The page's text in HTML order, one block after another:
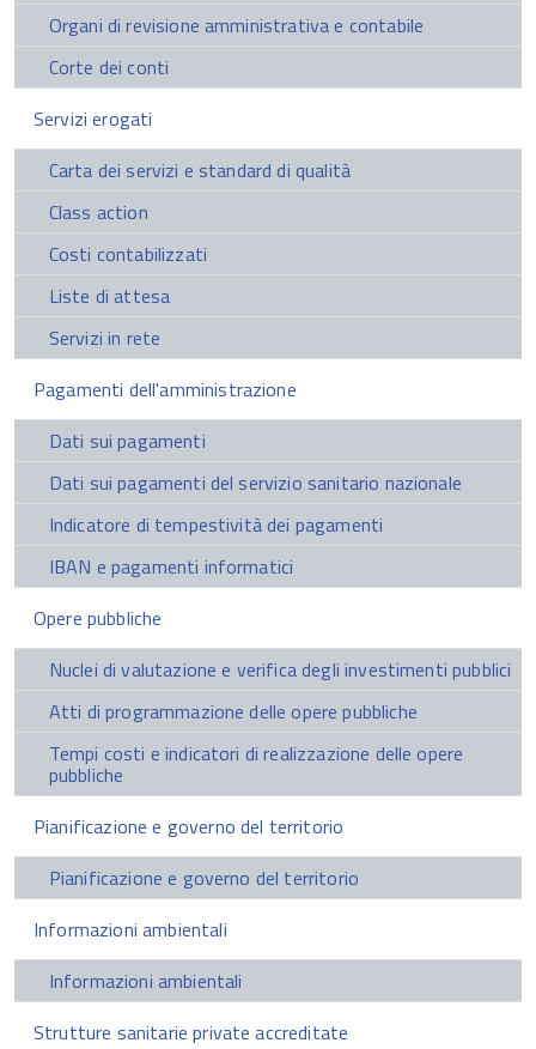
Organi di revisione amministrativa e contabile
Corte dei conti
Servizi erogati
Carta dei servizi e standard di qualità
Class action
Costi contabilizzati
Liste di attesa
Servizi in rete
Pagamenti dell'amministrazione
Dati sui pagamenti
Dati sui pagamenti del servizio sanitario nazionale
Indicatore di tempestività dei pagamenti
IBAN e pagamenti informatici
Opere pubbliche
Nuclei di valutazione e verifica degli investimenti pubblici
Atti di programmazione delle opere pubbliche
Tempi costi e indicatori di realizzazione delle opere
pubbliche
Pianificazione e governo del territorio
Pianificazione e governo del territorio
Informazioni ambientali
Informazioni ambientali
Strutture sanitarie private accreditate